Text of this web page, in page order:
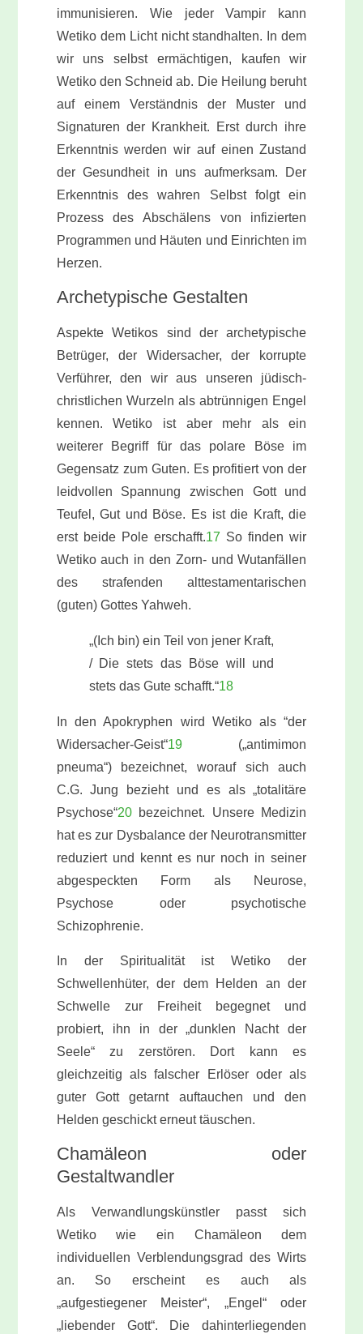
immunisieren. Wie jeder Vampir kann
Wetiko dem Licht nicht standhalten. In dem
wir uns selbst ermächtigen, kaufen wir
Wetiko den Schneid ab. Die Heilung beruht
auf einem Verständnis der Muster und
Signaturen der Krankheit. Erst durch ihre
Erkenntnis werden wir auf einen Zustand
der Gesundheit in uns aufmerksam. Der
Erkenntnis des wahren Selbst folgt ein
Prozess des Abschälens von infizierten
Programmen und Häuten und Einrichten im
Herzen.
Archetypische Gestalten
Aspekte Wetikos sind der archetypische
Betrüger, der Widersacher, der korrupte
Verführer, den wir aus unseren jüdisch-
christlichen Wurzeln als abtrünnigen Engel
kennen. Wetiko ist aber mehr als ein
weiterer Begriff für das polare Böse im
Gegensatz zum Guten. Es profitiert von der
leidvollen Spannung zwischen Gott und
Teufel, Gut und Böse. Es ist die Kraft, die
erst beide Pole erschafft.17 So finden wir
Wetiko auch in den Zorn- und Wutanfällen
des strafenden alttestamentarischen
(guten) Gottes Yahweh.
„(Ich bin) ein Teil von jener Kraft,
/ Die stets das Böse will und
stets das Gute schafft.“18
In den Apokryphen wird Wetiko als “der
Widersacher-Geist“19(„antimimon
pneuma“) bezeichnet, worauf sich auch
C.G. Jung bezieht und es als „totalitäre
Psychose“20bezeichnet. Unsere Medizin
hat es zur Dysbalance der Neurotransmitter
reduziert und kennt es nur noch in seiner
abgespeckten Form als Neurose,
Psychose oder psychotische
Schizophrenie.
In der Spiritualität ist Wetiko der
Schwellenhüter, der demHelden an der
Schwelle zur Freiheit begegnet und
probiert, ihn in der „dunklen Nacht der
Seele“ zu zerstören. Dort kann es
gleichzeitig als falscher Erlöser oder als
guter Gott getarnt auftauchen und den
Helden geschickt erneut täuschen.
Chamäleon oder
Gestaltwandler
Als Verwandlungskünstler passt sich
Wetiko wie ein Chamäleon dem
individuellen Verblendungsgrad des Wirts
an. So erscheint es auch als
„aufgestiegener Meister“, „Engel“ oder
„liebender Gott“. Die dahinterliegenden